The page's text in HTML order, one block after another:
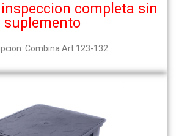
completa sin
suplemento
Combina Art 123-132